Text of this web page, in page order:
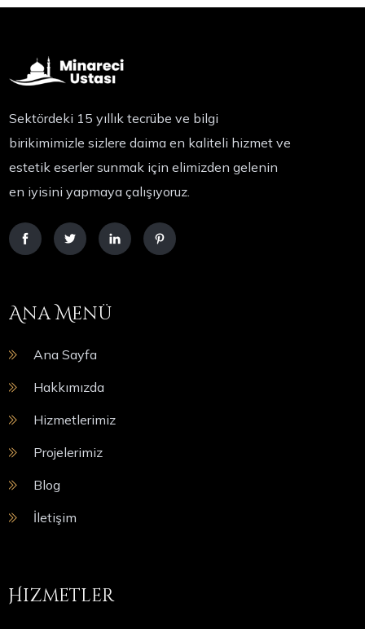
Sektördeki 15 yıllık tecrübe ve bilgi
birikimimizle sizlere daima en kaliteli hizmet ve
estetik eserler sunmak için elimizden gelenin
en iyisini yapmaya çalışıyoruz.
Ana Menü
Ana Sayfa
Hakkımızda
Hizmetlerimiz
Projelerimiz
Blog
İletişim
Hizmetler